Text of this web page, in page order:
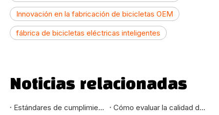
Innovación en la fabricación de bicicletas OEM
fábrica de bicicletas eléctricas inteligentes
Noticias relacionadas
Estándares de cumplimiento de la UE y EE. UU. para importadores de bicicletas eléctricas: EN15194, CE, UL, guía CPSC
Cómo evaluar la calidad de fabricación de bicicletas eléctricas: una guía técnica para compradores B2B